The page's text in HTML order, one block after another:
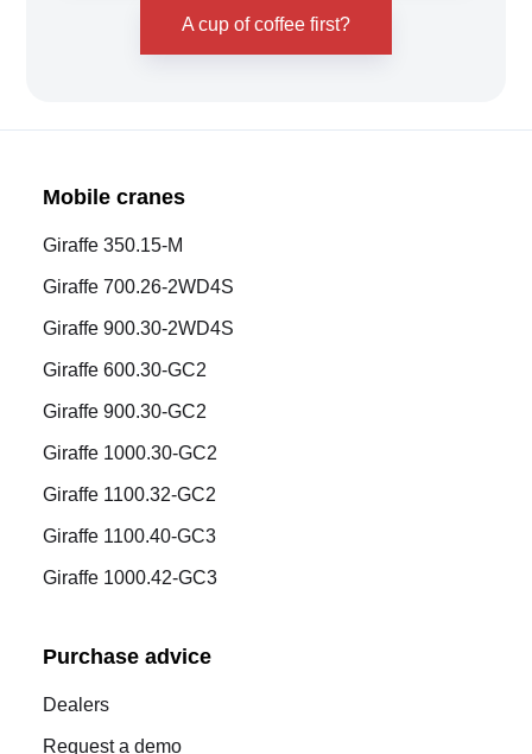
A cup of coffee first?
Mobile cranes
Giraffe 350.15-M
Giraffe 700.26-2WD4S
Giraffe 900.30-2WD4S
Giraffe 600.30-GC2
Giraffe 900.30-GC2
Giraffe 1000.30-GC2
Giraffe 1100.32-GC2
Giraffe 1100.40-GC3
Giraffe 1000.42-GC3
Purchase advice
Dealers
Request a demo